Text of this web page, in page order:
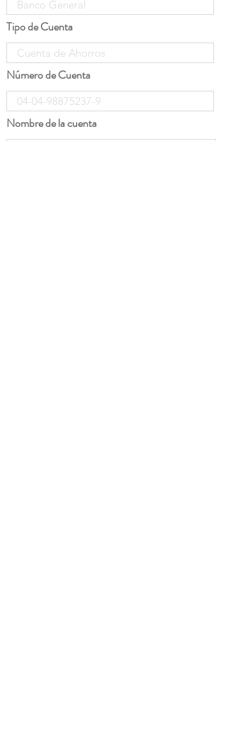
Tipo de Cuenta
Número de Cuenta
Nombre de la cuenta